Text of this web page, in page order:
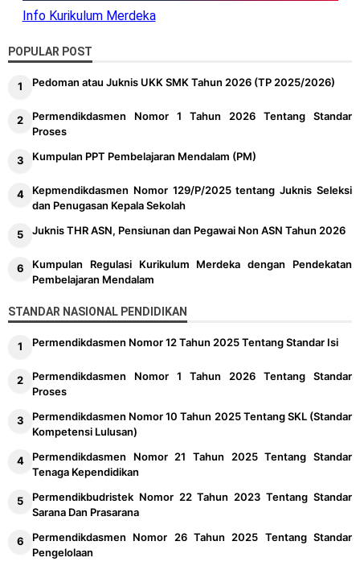
Info Kurikulum Merdeka
POPULAR POST
Pedoman atau Juknis UKK SMK Tahun 2026 (TP 2025/2026)
Permendikdasmen Nomor 1 Tahun 2026 Tentang Standar
Proses
Kumpulan PPT Pembelajaran Mendalam (PM)
Kepmendikdasmen Nomor 129/P/2025 tentang Juknis Seleksi
dan Penugasan Kepala Sekolah
Juknis THR ASN, Pensiunan dan Pegawai Non ASN Tahun 2026
Kumpulan Regulasi Kurikulum Merdeka dengan Pendekatan
Pembelajaran Mendalam
STANDAR NASIONAL PENDIDIKAN
Permendikdasmen Nomor 12 Tahun 2025 Tentang Standar Isi
Permendikdasmen Nomor 1 Tahun 2026 Tentang Standar
Proses
Permendikdasmen Nomor 10 Tahun 2025 Tentang SKL (Standar
Kompetensi Lulusan)
Permendikdasmen Nomor 21 Tahun 2025 Tentang Standar
Tenaga Kependidikan
Permendikbudristek Nomor 22 Tahun 2023 Tentang Standar
Sarana Dan Prasarana
Permendikdasmen Nomor 26 Tahun 2025 Tentang Standar
Pengelolaan